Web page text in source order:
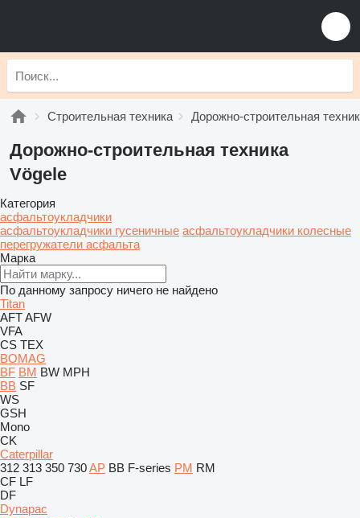
Строительная техника Дорожно-строительная
Дорожно-строительная техника
Vögele
Категория
асфальтоукладчики
асфальтоукладчики гусеничные асфальтоукладчики колесные
перегружатели асфальта
Марка
По данному запросу ничего не найдено
Titan
AFTAFW
VFA
CS TEX
BOMAG
BF BM BW MPH
BB SF
WS
GSH
Mono
CK
Caterpillar
312 313 350 730AP BB F-series PM RM
CF LF
DF
Dynapac